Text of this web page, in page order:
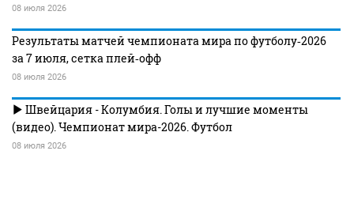
08 июля 2026
Результаты матчей чемпионата мира по футболу‑2026
за 7 июля, сетка плей‑офф
08 июля 2026
Швейцария - Колумбия. Голы и лучшие моменты
(видео). Чемпионат мира-2026. Футбол
08 июля 2026